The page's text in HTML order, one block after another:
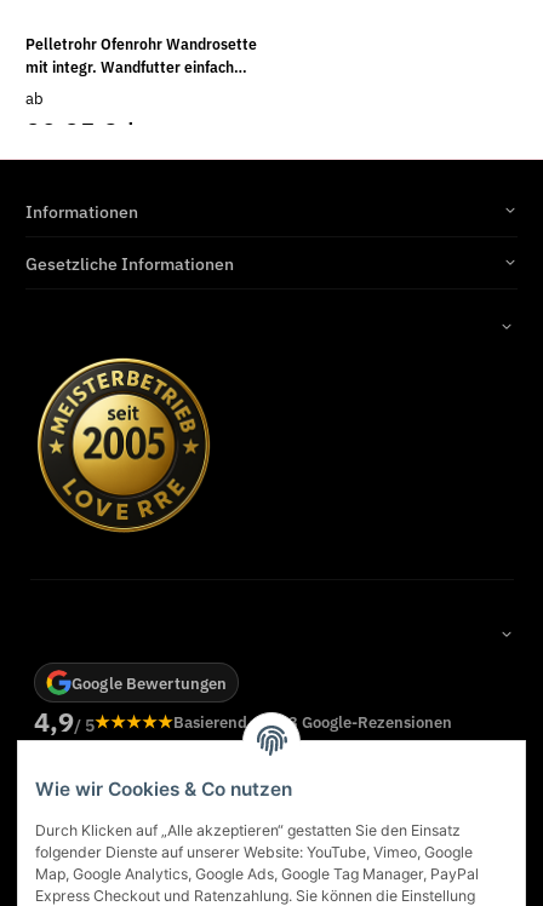
Wie wir Cookies & Co nutzen
Durch Klicken auf „Alle akzeptieren“ gestatten Sie den Einsatz
folgender Dienste auf unserer Website: YouTube, Vimeo, Google
Map, Google Analytics, Google Ads, Google Tag Manager, PayPal
Express Checkout und Ratenzahlung. Sie können die Einstellung
Pelletrohr Ofenrohr Wandrosette
mit integr. Wandfutter einfach
schwarz
ab
20,95 € *
Informationen
Gesetzliche Informationen
Google Bewertungen
4,9/ 5★★★★★Basierend auf 83 Google-Rezensionen
Weitere Rezensionen bei Google ansehen
Das Kaminstudio in Dortmund ist eine gute Adresse für ein
Ofen Kauf. Sehr gute Beratung. Der Ofen, der uns
empfohlen wurde, ist genau der richtige gewesen... wir